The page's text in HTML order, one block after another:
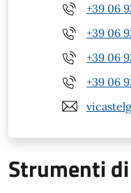
+39 06
+39 06
+39 06
+39 06
Strumenti